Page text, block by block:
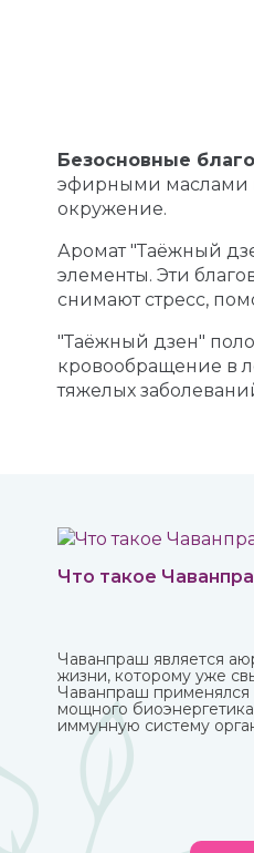
Безосновные
эфирными маслами
окружение.
Аромат "Таёжный
элементы. Эти
снимают стресс,
"Таёжный дзен"
кровообращение в
тяжелых
Что такое
Чаванпраш является
жизни, которому уже
Чаванпраш применялся
мощного
иммунную систему
омолаживающим
укрепляет, улучшает
восстанавливает
эндокринных функций.
терапевтический
хроническими
приема с пищей.